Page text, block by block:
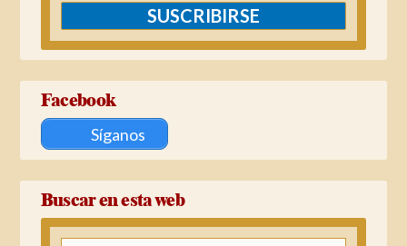
SUSCRIBIRSE
Facebook
Síganos
Buscar en esta web